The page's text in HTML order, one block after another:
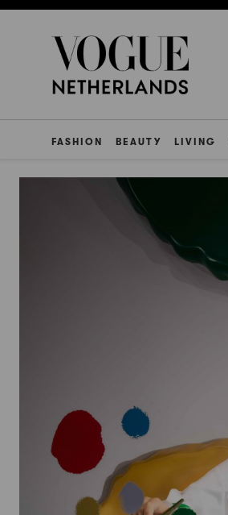
FASHION BEAUTY LIVING